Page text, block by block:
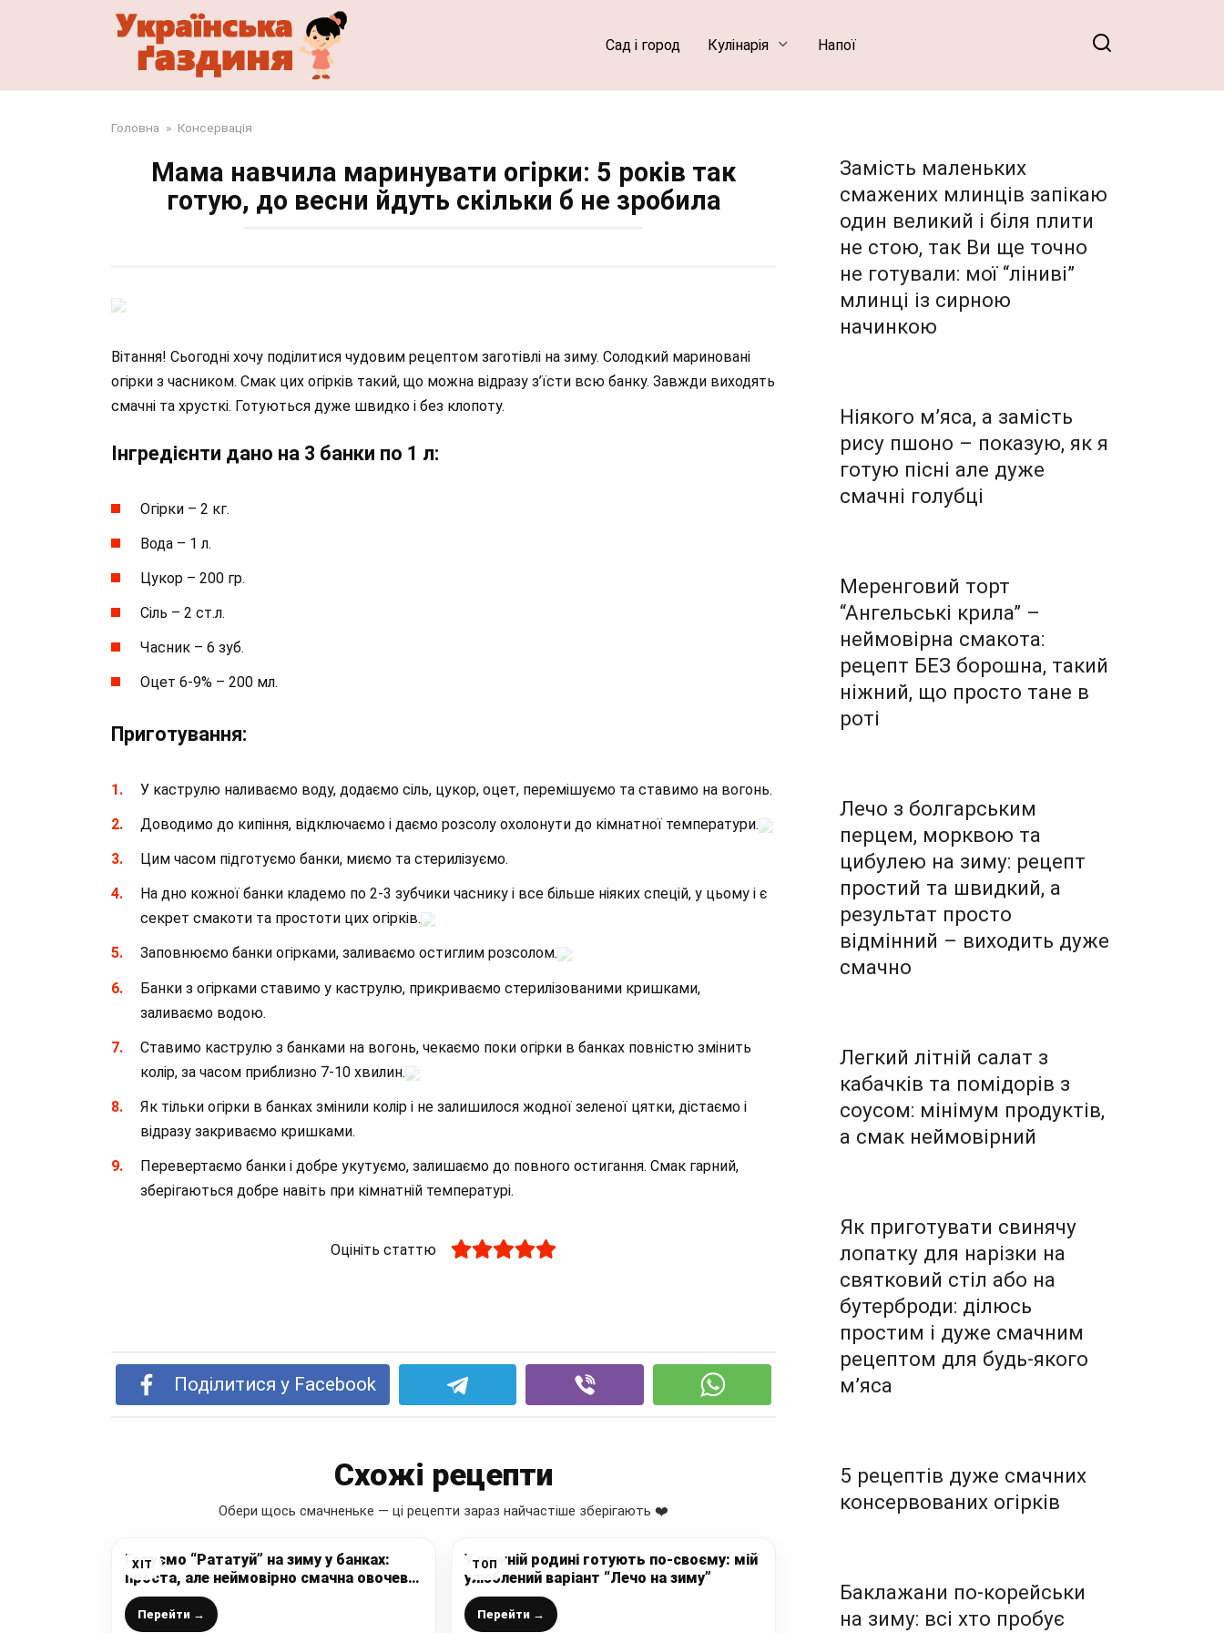
Сад і город Кулінарія Напої
Головна » Консервація
Мама навчила маринувати огірки: 5 років так
готую, до весни йдуть скільки б не зробила
Вітання! Сьогодні хочу поділитися чудовим рецептом заготівлі на зиму. Солодкий мариновані
огірки з часником. Смак цих огірків такий, що можна відразу з’їсти всю банку. Завжди виходять
смачні та хрусткі. Готуються дуже швидко і без клопоту.
Інгредієнти дано на 3 банки по 1 л:
Огірки – 2 кг.
Вода – 1 л.
Цукор – 200 гр.
Сіль – 2 ст.л.
Часник – 6 зуб.
Оцет 6-9% – 200 мл.
Приготування:
У каструлю наливаємо воду, додаємо сіль, цукор, оцет, перемішуємо та ставимо на вогонь.
Доводимо до кипіння, відключаємо і даємо розсолу охолонути до кімнатної температури.
Цим часом підготуємо банки, миємо та стерилізуємо.
На дно кожної банки кладемо по 2-3 зубчики часнику і все більше ніяких спецій, у цьому і є
секрет смакоти та простоти цих огірків.
Заповнюємо банки огірками, заливаємо остиглим розсолом.
Банки з огірками ставимо у каструлю, прикриваємо стерилізованими кришками,
заливаємо водою.
Ставимо каструлю з банками на вогонь, чекаємо поки огірки в банках повністю змінить
колір, за часом приблизно 7-10 хвилин.
Як тільки огірки в банках змінили колір і не залишилося жодної зеленої цятки, дістаємо і
відразу закриваємо кришками.
Перевертаємо банки і добре укутуємо, залишаємо до повного остигання. Смак гарний,
зберігаються добре навіть при кімнатній температурі.
Оцініть статтю
Поділитися у Facebook
Схожі рецепти
Обери щось смачненьке — ці рецепти зараз найчастіше зберігають ❤️
ХІТ
Готуємо “Рататуй” на зиму у банках:
проста, але неймовірно смачна овочева
заготовка без стерилізації (і чудово
зберігається у шафі)
Перейти →
ТОП
У кожній родині готують по-своєму: мій
улюблений варіант “Лечо на зиму”
Перейти →
Замість маленьких
смажених млинців запікаю
один великий і біля плити
не стою, так Ви ще точно
не готували: мої “ліниві”
млинці із сирною
начинкою
Ніякого м’яса, а замість
рису пшоно – показую, як я
готую пісні але дуже
смачні голубці
Меренговий торт
“Ангельські крила” –
неймовірна смакота:
рецепт БЕЗ борошна, такий
ніжний, що просто тане в
роті
Лечо з болгарським
перцем, морквою та
цибулею на зиму: рецепт
простий та швидкий, а
результат просто
відмінний – виходить дуже
смачно
Легкий літній салат з
кабачків та помідорів з
соусом: мінімум продуктів,
а смак неймовірний
Як приготувати свинячу
лопатку для нарізки на
святковий стіл або на
бутерброди: ділюсь
простим і дуже смачним
рецептом для будь-якого
м’яса
5 рецептів дуже смачних
консервованих огірків
Баклажани по-корейськи
на зиму: всі хто пробує